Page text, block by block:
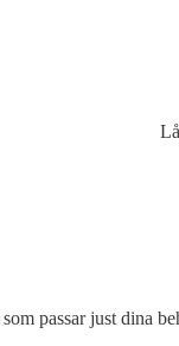
som passar just dina